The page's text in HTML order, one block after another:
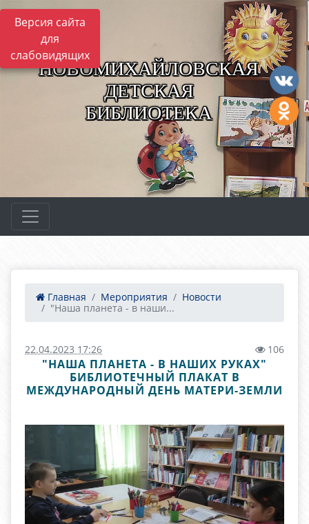
Версия сайта
для
слабовидящих
НОВОМИХАЙЛОВСКАЯ
ДЕТСКАЯ
БИБЛИОТЕКА
Главная Мероприятия
Новости
"Наша планета - в наши...
22.04.2023 17:26 106
"НАША ПЛАНЕТА - В НАШИХ РУКАХ"
БИБЛИОТЕЧНЫЙ ПЛАКАТ В
МЕЖДУНАРОДНЫЙ ДЕНЬ МАТЕРИ-ЗЕМЛИ